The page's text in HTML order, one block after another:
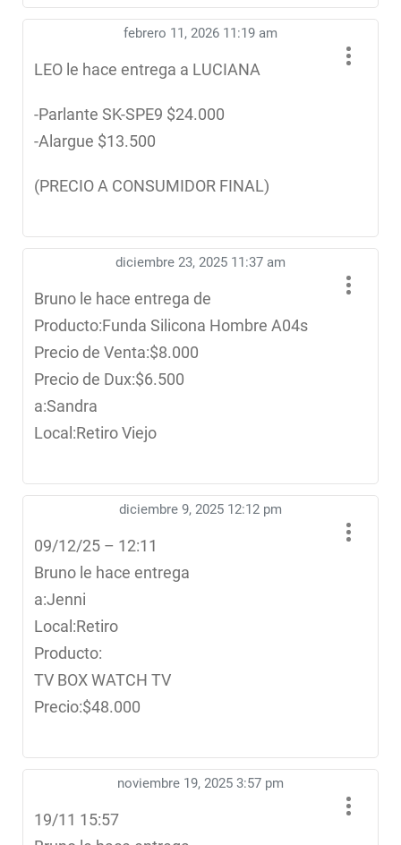
febrero 11, 2026 11:19 am
LEO le hace entrega a LUCIANA
-Parlante SK-SPE9 $24.000
-Alargue $13.500
(PRECIO A CONSUMIDOR FINAL)
diciembre 23, 2025 11:37 am
Bruno le hace entrega de
Producto:Funda Silicona Hombre A04s
Precio de Venta:$8.000
Precio de Dux:$6.500
a:Sandra
Local:Retiro Viejo
diciembre 9, 2025 12:12 pm
09/12/25 – 12:11
Bruno le hace entrega
a:Jenni
Local:Retiro
Producto:
TV BOX WATCH TV
Precio:$48.000
noviembre 19, 2025 3:57 pm
19/11 15:57